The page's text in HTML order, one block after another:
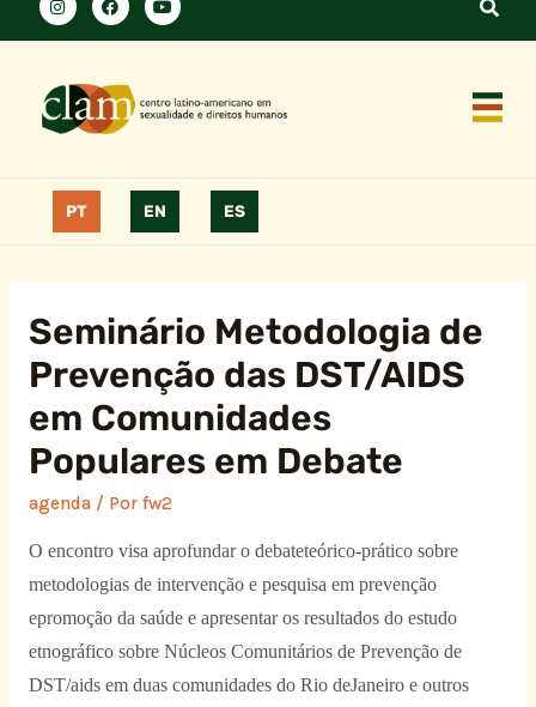
PT EN ES
Seminário Metodologia de
Prevenção das DST/AIDS
em Comunidades
Populares em Debate
agenda/ Por fw2
O encontro visa aprofundar o debateteórico-prático sobre
metodologias de intervenção e pesquisa em prevenção
epromoção da saúde e apresentar os resultados do estudo
etnográfico sobre Núcleos Comunitários de Prevenção de
DST/aids em duas comunidades do Rio deJaneiro e outros